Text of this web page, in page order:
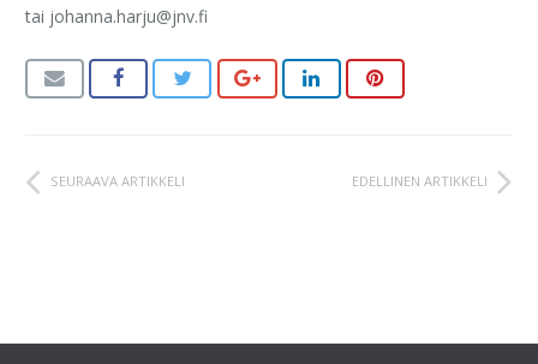
tai johanna.harju@jnv.fi
EDELLINEN ARTIKKELI
SEURAAVA ARTIKKELI